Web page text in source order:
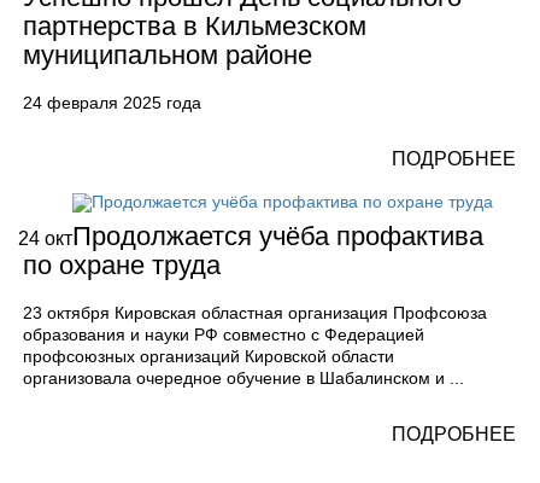
партнерства в Кильмезском
муниципальном районе
24 февраля 2025 года
ПОДРОБНЕЕ
24 октПродолжается учёба профактива
по охране труда
23 октября Кировская областная организация Профсоюза
образования и науки РФ совместно с Федерацией
профсоюзных организаций Кировской области
организовала очередное обучение в Шабалинском и ...
ПОДРОБНЕЕ